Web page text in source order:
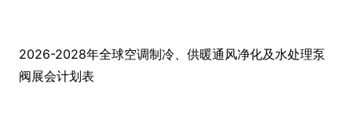
2026-2028年全球空调制冷、供暖通风净化及水处理泵
阀展会计划表